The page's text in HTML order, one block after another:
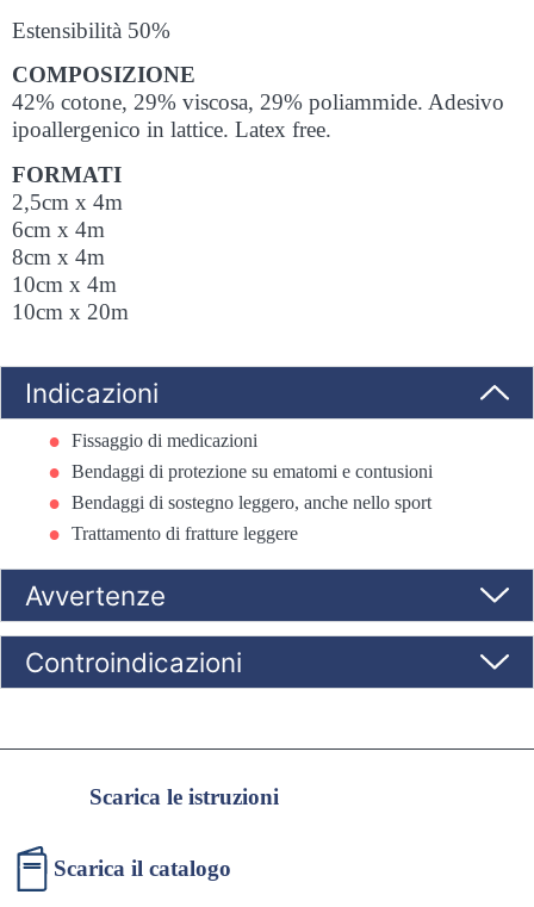
Estensibilità 50%
COMPOSIZIONE
42% cotone, 29% viscosa, 29% poliammide. Adesivo
ipoallergenico in lattice. Latex free.
FORMATI
2,5cm x 4m
6cm x 4m
8cm x 4m
10cm x 4m
10cm x 20m
Indicazioni
Fissaggio di medicazioni
Bendaggi di protezione su ematomi e contusioni
Bendaggi di sostegno leggero, anche nello sport
Trattamento di fratture leggere
Avvertenze
Controindicazioni
Scarica le istruzioni
Scarica il catalogo